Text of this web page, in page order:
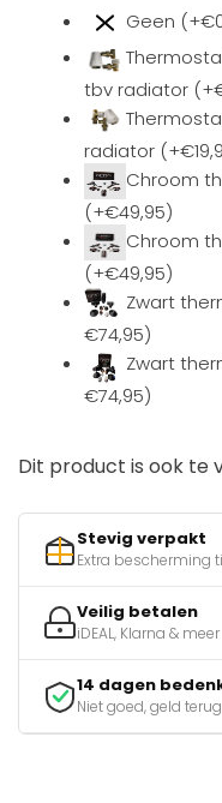
Geen
tbv radiator
radiator
Chroom
(+€49,95)
Chroom
(+€49,95)
Zwart
€74,95)
Zwart
€74,95)
Dit product is ook te
Stevig verpakt
Extra bescherming
Veilig betalen
iDEAL, Klarna & meer
14 dagen
Niet goed, geld terug